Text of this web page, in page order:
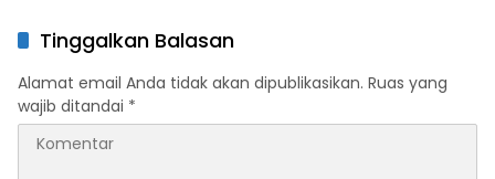
Sawah dan Mitigasi
Kekeringan
Tinggalkan Balasan
Alamat email Anda tidak akan dipublikasikan. Ruas yang
wajib ditandai *